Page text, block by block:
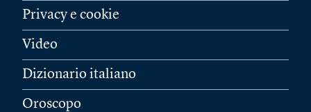
Privacy e cookie
Video
Dizionario italiano
Oroscopo